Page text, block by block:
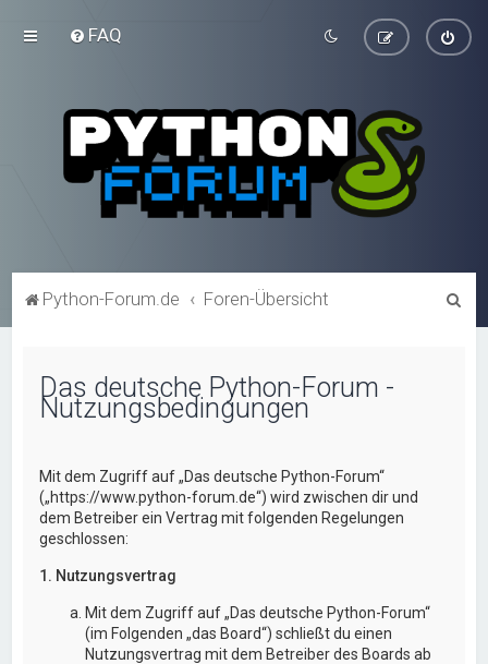
FAQ
Python-Forum.de Foren-Übersicht
Das deutsche Python-Forum -
Nutzungsbedingungen
Mit dem Zugriff auf „Das deutsche Python-Forum“
(„https://www.python-forum.de“) wird zwischen dir und
dem Betreiber ein Vertrag mit folgenden Regelungen
geschlossen:
1. Nutzungsvertrag
Mit dem Zugriff auf „Das deutsche Python-Forum“
(im Folgenden „das Board“) schließt du einen
Nutzungsvertrag mit dem Betreiber des Boards ab